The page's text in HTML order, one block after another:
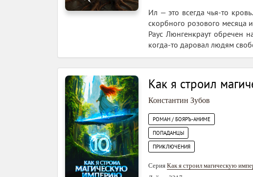
Ил — это всегда чья-то
скорбного розового месяца
Раус Люнгенкраут обречен
когда-то даровал людям
Как я строил
Константин Зубов
РОМАН / БОЯРЪ-АНИМЕ
ПОПАДАНЦЫ
ПРИКЛЮЧЕНИЯ
Серия Как я строил магическую